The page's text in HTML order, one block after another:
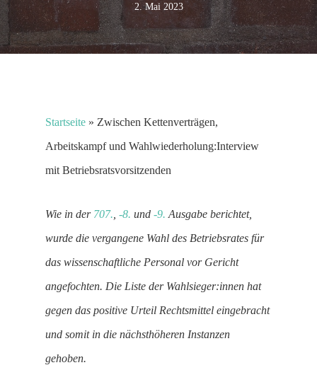
2. Mai 2023
Startseite » Zwischen Kettenverträgen,
Arbeitskampf und Wahlwiederholung:Interview
mit Betriebsratsvorsitzenden
Wie in der 707. -8. und -9. Ausgabe berichtet,
wurde die vergangene Wahl des Betriebsrates für
das wissenschaftliche Personal vor Gericht
angefochten. Die Liste der Wahlsieger:innen hat
gegen das positive Urteil Rechtsmittel eingebracht
und somit in die nächsthöheren Instanzen
gehoben.